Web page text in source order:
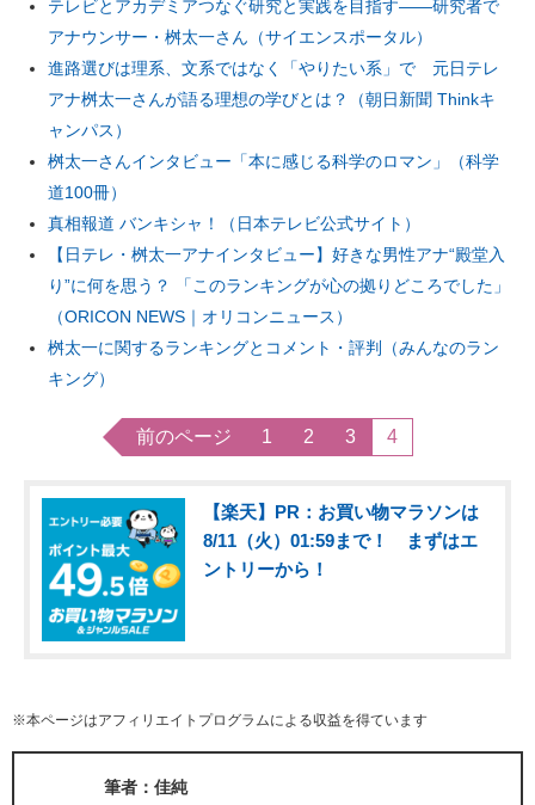
テレビとアカデミアつなぐ研究と実践を目指す――研究者で
アナウンサー・桝太一さん（サイエンスポータル）
進路選びは理系、文系ではなく「やりたい系」で 元日テレ
アナ桝太一さんが語る理想の学びとは？（朝日新聞 Thinkキ
ャンパス）
桝太一さんインタビュー「本に感じる科学のロマン」（科学
道100冊）
真相報道 バンキシャ！（日本テレビ公式サイト）
【日テレ・桝太一アナインタビュー】好きな男性アナ“殿堂入
り”に何を思う？ 「このランキングが心の拠りどころでした」
（ORICON NEWS｜オリコンニュース）
桝太一に関するランキングとコメント・評判（みんなのラン
キング）
前のページ 1 2 3 4
【楽天】PR：お買い物マラソンは
8/11（火）01:59まで！ まずはエ
ントリーから！
※本ページはアフィリエイトプログラムによる収益を得ています
筆者：佳純